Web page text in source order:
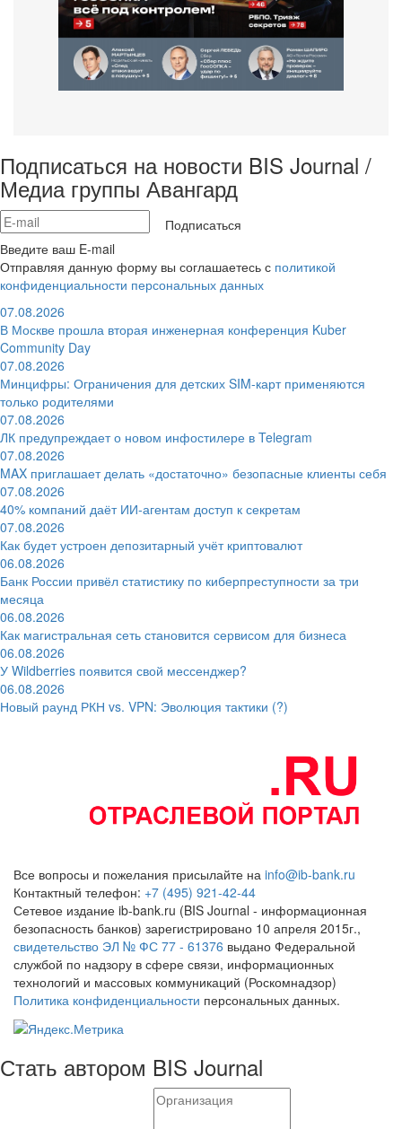
Подписаться на новости BIS Journal /
Медиа группы Авангард
Подписаться
Введите ваш E-mail
Отправляя данную форму вы соглашаетесь с политикой
конфиденциальности персональных данных
07.08.2026
В Москве прошла вторая инженерная конференция Kuber
Community Day
07.08.2026
Минцифры: Ограничения для детских SIM-карт применяются
только родителями
07.08.2026
ЛК предупреждает о новом инфостилере в Telegram
07.08.2026
MAX приглашает делать «достаточно» безопасные клиенты себя
07.08.2026
40% компаний даёт ИИ‑агентам доступ к секретам
07.08.2026
Как будет устроен депозитарный учёт криптовалют
06.08.2026
Банк России привёл статистику по киберпреступности за три
месяца
06.08.2026
Как магистральная сеть становится сервисом для бизнеса
06.08.2026
У Wildberries появится свой мессенджер?
06.08.2026
Новый раунд РКН vs. VPN: Эволюция тактики (?)
Все вопросы и пожелания присылайте на info@ib-bank.ru
Контактный телефон: +7 (495) 921-42-44
Сетевое издание ib-bank.ru (BIS Journal - информационная
безопасность банков) зарегистрировано 10 апреля 2015г.,
свидетельство ЭЛ № ФС 77 - 61376 выдано Федеральной
службой по надзору в сфере связи, информационных
технологий и массовых коммуникаций (Роскомнадзор)
Политика конфиденциальности персональных данных.
Стать автором BIS Journal